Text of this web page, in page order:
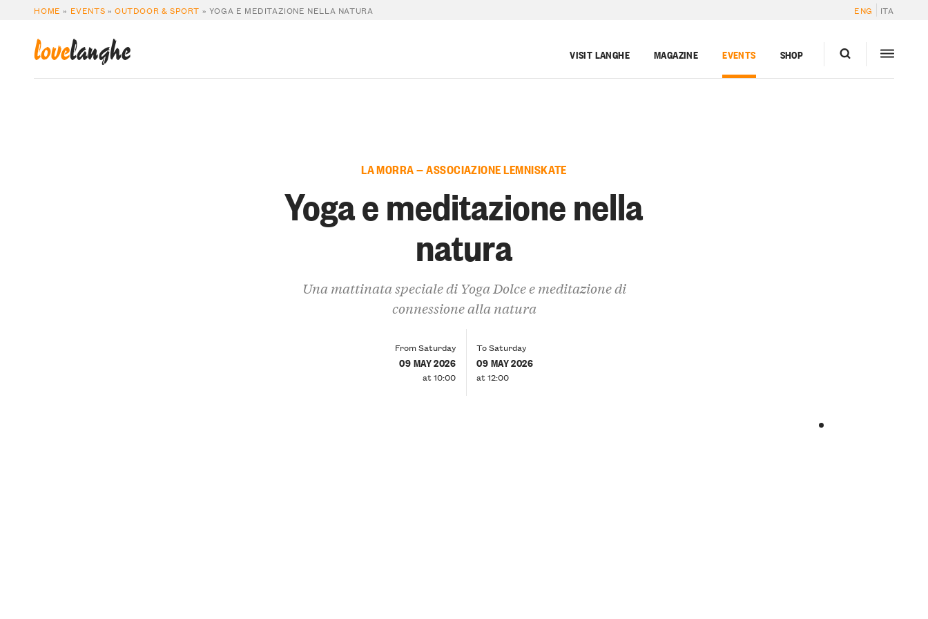
HOME » EVENTS »OUTDOOR & SPORT » YOGA E MEDITAZIONE NELLA NATURA ENG ITA
lovelanghe VISIT LANGHE MAGAZINE EVENTS SHOP
LA MORRA — ASSOCIAZIONE LEMNISKATE
Yoga e meditazione nella
natura
Una mattinata speciale di Yoga Dolce e meditazione di
connessione alla natura
From Saturday
09 MAY 2026
at 10:00
To Saturday
09 MAY 2026
at 12:00